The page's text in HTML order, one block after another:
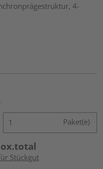
4-
Paket(e)
Stückgut